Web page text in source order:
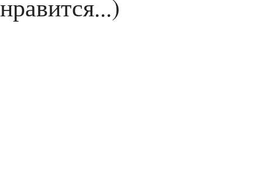
нравится...)